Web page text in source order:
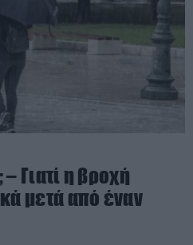
Γιατί η βροχή
μετά από έναν